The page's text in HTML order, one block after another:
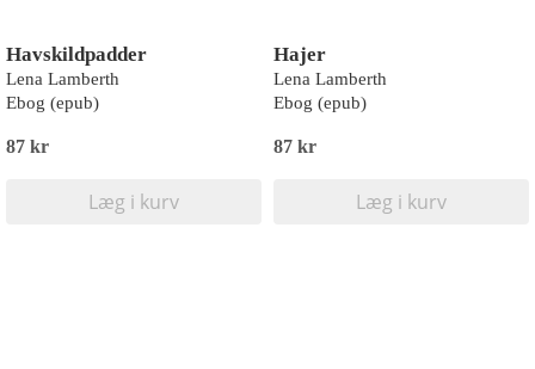
Havskildpadder
Lena Lamberth
Ebog (epub)
87 kr
Læg i kurv
Hajer
Lena Lamberth
Ebog (epub)
87 kr
Læg i kurv